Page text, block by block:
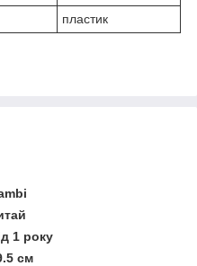
пластик
1 року
см